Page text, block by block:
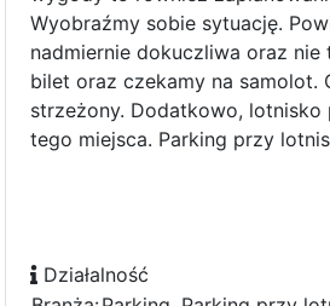
Wyobraźmy sobie sytuację.
nadmiernie dokuczliwa oraz
bilet oraz czekamy na samolot.
strzeżony. Dodatkowo,
tego miejsca. Parking przy
Działalność